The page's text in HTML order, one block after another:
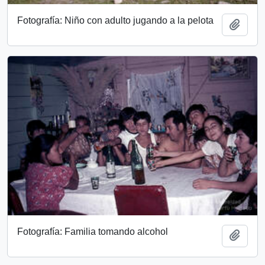
Fotografía: Niño con adulto jugando a la pelota
Fotografía: Familia tomando alcohol